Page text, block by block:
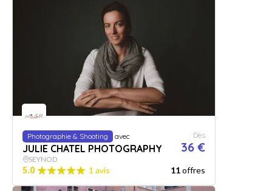
Photographie & Shooting avec
JULIE CHATEL PHOTOGRAPHY
Dès
36 €
SEYNOD
5.0 1 avis 11offres